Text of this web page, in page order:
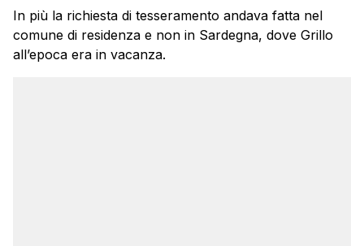
In più la richiesta di tesseramento andava fatta nel
comune di residenza e non in Sardegna, dove Grillo
all’epoca era in vacanza.